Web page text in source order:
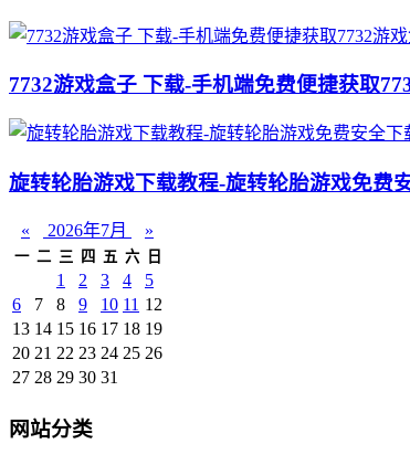
7732游戏盒子 下载-手机端免费便捷获取
旋转轮胎游戏下载教程-旋转轮胎游戏免费
« 2026年7月 »
一 二 三 四 五 六 日
1 2 3 4
5
6
7 8 9 10 11 12
13 14 15 16 17 18 19
20 21 22 23 24 25 26
27 28 29 30 31
网站分类